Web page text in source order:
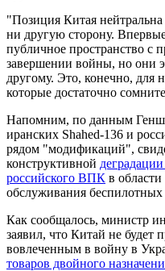
"Позиция Китая
ни другую сторону.
публичное пространство с
завершении войны, но они
другому. Это, конечно, для
которые достаточно
Напомним, по данным
иранских Shahed-136 и
рядом "модификаций",
конструктивной
российского ВПК в
обслуживания беспилотных
Как сообщалось, министр
заявил, что Китай не будет
вовлеченным в войну в
товаров двойного